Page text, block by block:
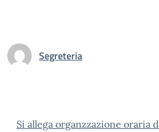
Segreteria
Si allega organzzazione oraria